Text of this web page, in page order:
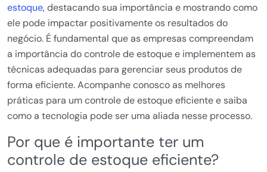
estoque, destacando sua importância e mostrando como
ele pode impactar positivamente os resultados do
negócio. É fundamental que as empresas compreendam
a importância do controle de estoque e implementem as
técnicas adequadas para gerenciar seus produtos de
forma eficiente. Acompanhe conosco as melhores
práticas para um controle de estoque eficiente e saiba
como a tecnologia pode ser uma aliada nesse processo.
Por que é importante ter um
controle de estoque eficiente?